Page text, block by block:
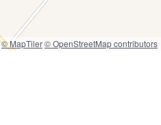
© MapTiler© OpenStreetMap contributors